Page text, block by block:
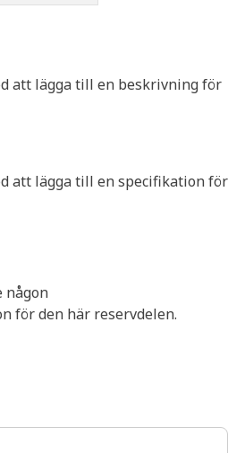
att lägga till en beskrivning för
att lägga till en specifikation för
någon
för den här reservdelen.